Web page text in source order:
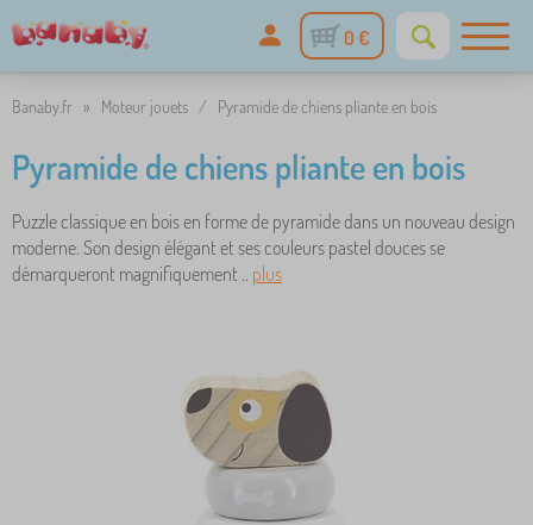
0 €
Banaby.fr » Moteur jouets / Pyramide de chiens pliante en bois
Pyramide de chiens pliante en bois
Puzzle classique en bois en forme de pyramide dans un nouveau design
moderne. Son design élégant et ses couleurs pastel douces se
démarqueront magnifiquement .. plus